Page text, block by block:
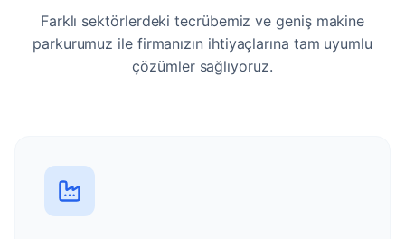
Farklı sektörlerdeki tecrübemiz ve geniş makine
parkurumuz ile firmanızın ihtiyaçlarına tam uyumlu
çözümler sağlıyoruz.